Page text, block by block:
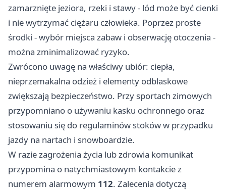
zamarznięte jeziora, rzeki i stawy - lód może być cienki
i nie wytrzymać ciężaru człowieka. Poprzez proste
środki - wybór miejsca zabaw i obserwację otoczenia -
można zminimalizować ryzyko.
Zwrócono uwagę na właściwy ubiór: ciepła,
nieprzemakalna odzież i elementy odblaskowe
zwiększają bezpieczeństwo. Przy sportach zimowych
przypomniano o używaniu kasku ochronnego oraz
stosowaniu się do regulaminów stoków w przypadku
jazdy na nartach i snowboardzie.
W razie zagrożenia życia lub zdrowia komunikat
przypomina o natychmiastowym kontakcie z
numerem alarmowym 112. Zalecenia dotyczą